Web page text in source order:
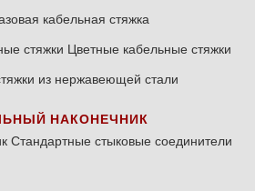
кабельная стяжка
стяжки Цветные кабельные стяжки
из нержавеющей стали
НАКОНЕЧНИК
Стандартные стыковые соединители